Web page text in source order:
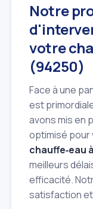
Notre
votre
(94250)
Face à une
est
avons mis en
optimisé pour
chauffe‑eau
meilleurs
efficacité.
satisfaction